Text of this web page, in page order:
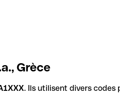
Grèce
. Ils utilisent divers codes